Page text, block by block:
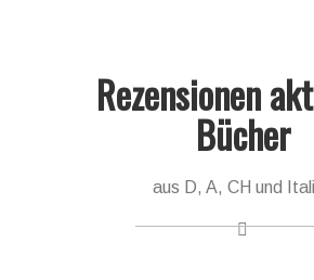
Rezensionen
Bücher
aus D, A, CH und